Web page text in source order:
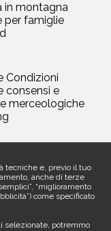
in montagna
per famiglie
Condizioni
consensi e
merceologiche
tecniche e, previo il tuo
anche di terze
“miglioramento
come specificato
selezionate, potremmo